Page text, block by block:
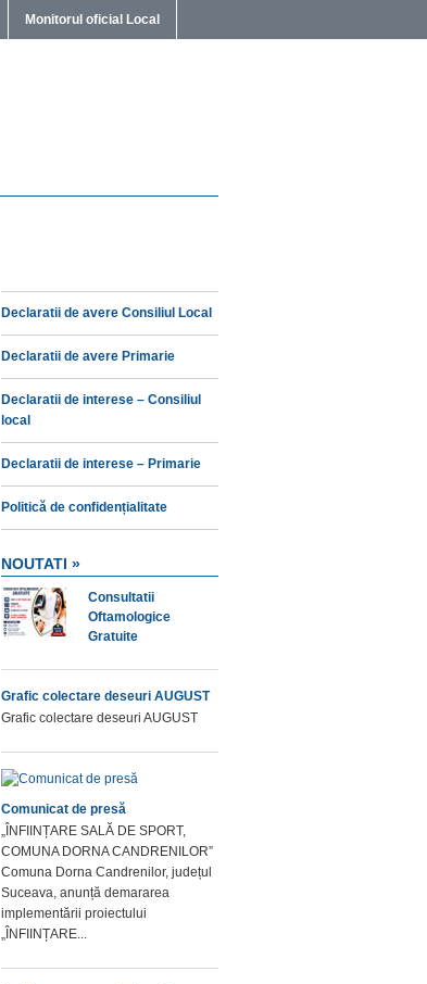
Monitorul oficial Local
Declaratii de avere Consiliul Local
Declaratii de avere Primarie
Declaratii de interese – Consiliul
local
Declaratii de interese – Primarie
Politică de confidențialitate
NOUTATI »
Consultatii
Oftamologice
Gratuite
Grafic colectare deseuri AUGUST
Grafic colectare deseuri AUGUST
Comunicat de presă
„ÎNFIINȚARE SALĂ DE SPORT,
COMUNA DORNA CANDRENILOR”
Comuna Dorna Candrenilor, județul
Suceava, anunță demararea
implementării proiectului
„ÎNFIINȚARE...